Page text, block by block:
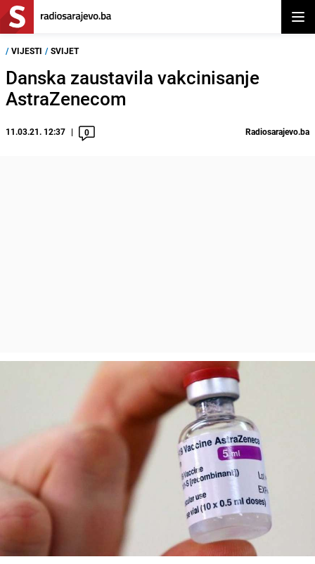
/ VIJESTI / SVIJET
Danska zaustavila vakcinisanje
AstraZenecom
11.03.21. 12:37 0 Radiosarajevo.ba